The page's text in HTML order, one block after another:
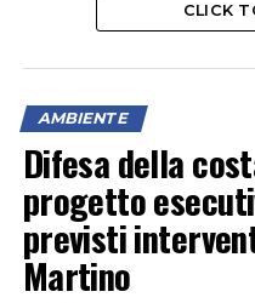
CLICK
AMBIENTE
Difesa della
progetto
previsti
Martino